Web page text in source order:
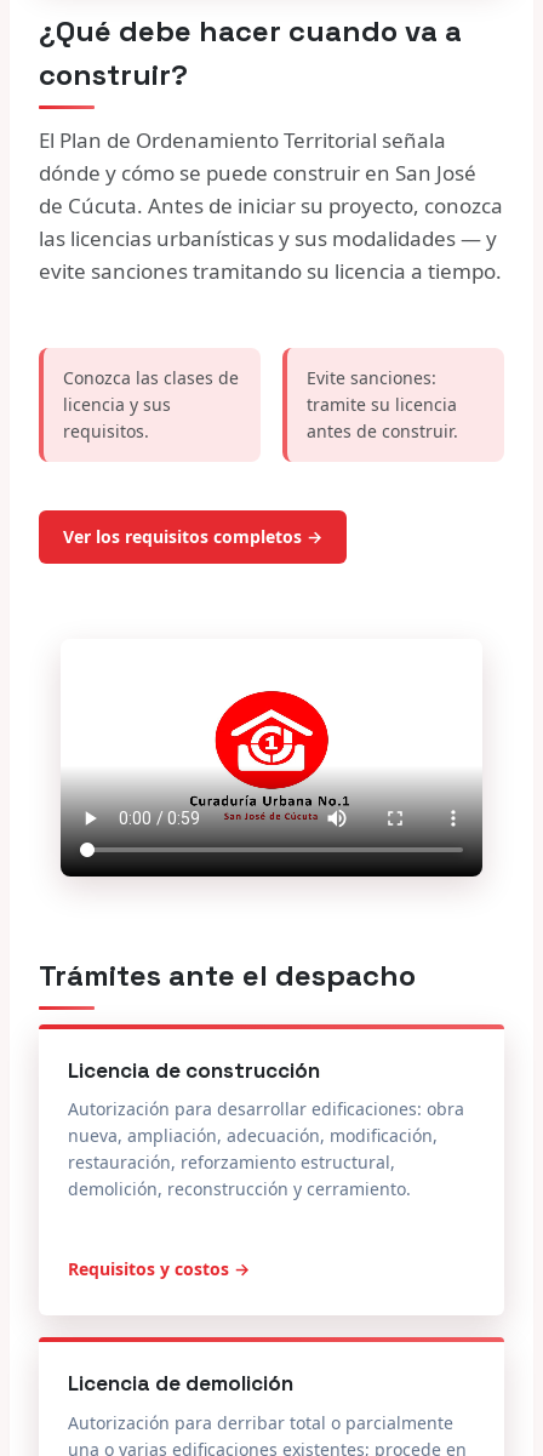
¿Qué debe hacer cuando va a
construir?
El Plan de Ordenamiento Territorial señala
dónde y cómo se puede construir en San José
de Cúcuta. Antes de iniciar su proyecto, conozca
las licencias urbanísticas y sus modalidades — y
evite sanciones tramitando su licencia a tiempo.
Conozca las clases de
licencia y sus
requisitos.
Evite sanciones:
tramite su licencia
antes de construir.
Ver los requisitos completos →
Trámites ante el despacho
Licencia de construcción
Autorización para desarrollar edificaciones: obra
nueva, ampliación, adecuación, modificación,
restauración, reforzamiento estructural,
demolición, reconstrucción y cerramiento.
Requisitos y costos →
Licencia de demolición
Autorización para derribar total o parcialmente
una o varias edificaciones existentes; procede en